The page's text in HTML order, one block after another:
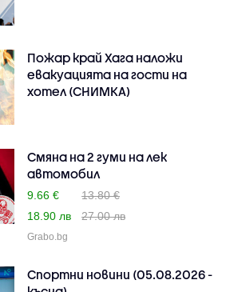
Пожар край Хага наложи
евакуацията на гости на
хотел (СНИМКА)
Смяна на 2 гуми на лек
автомобил
9.66 €
13.80 €
18.90 лв
27.00 лв
Grabo.bg
Спортни новини (05.08.2026 -